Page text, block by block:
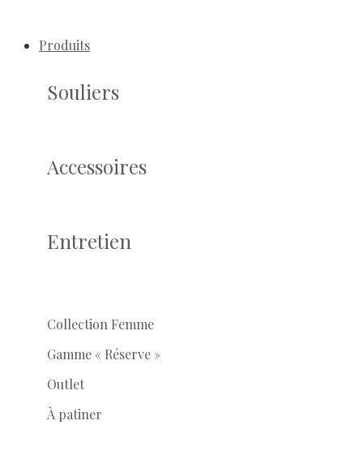
Produits
Souliers
Accessoires
Entretien
Collection Femme
Gamme « Réserve »
Outlet
À patiner